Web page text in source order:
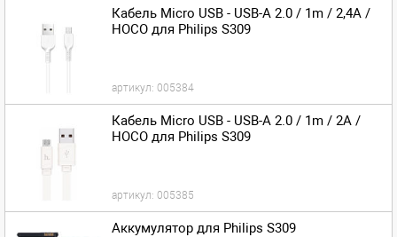
Кабель Micro USB - USB-A 2.0 / 1m / 2,4A /
HOCO для Philips S309
артикул: 005384
Кабель Micro USB - USB-A 2.0 / 1m / 2A /
HOCO для Philips S309
артикул: 005385
Аккумулятор для Philips S309